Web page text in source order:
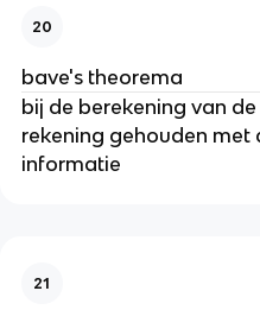
20
bave's theorema
bij de berekening van
rekening gehouden met
informatie
21